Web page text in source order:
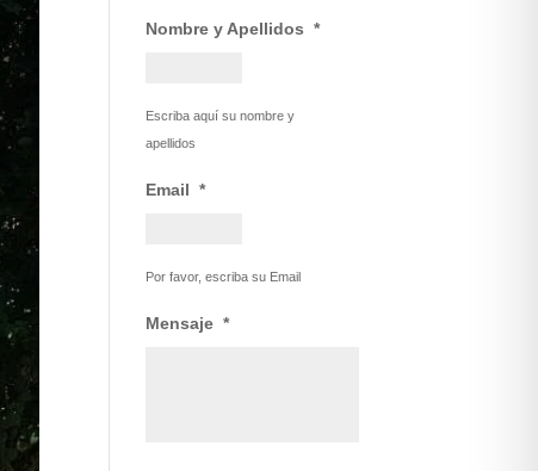
Nombre y Apellidos *
Escriba aquí su nombre y
apellidos
Email *
Por favor, escriba su Email
Mensaje *